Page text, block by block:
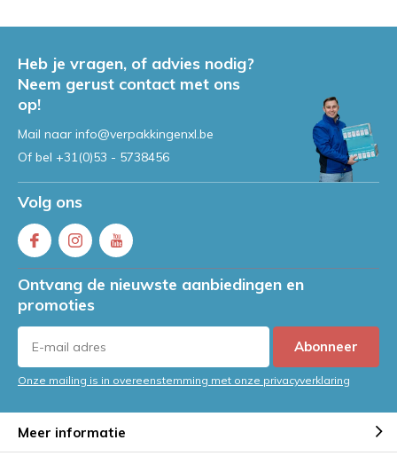
Heb je vragen, of advies nodig?
Neem gerust contact met ons
op!
Mail naar info@verpakkingenxl.be
Of bel +31(0)53 - 5738456
Volg ons
Ontvang de nieuwste aanbiedingen en
promoties
Abonneer
Onze mailing is in overeenstemming met onze privacyverklaring
Meer informatie